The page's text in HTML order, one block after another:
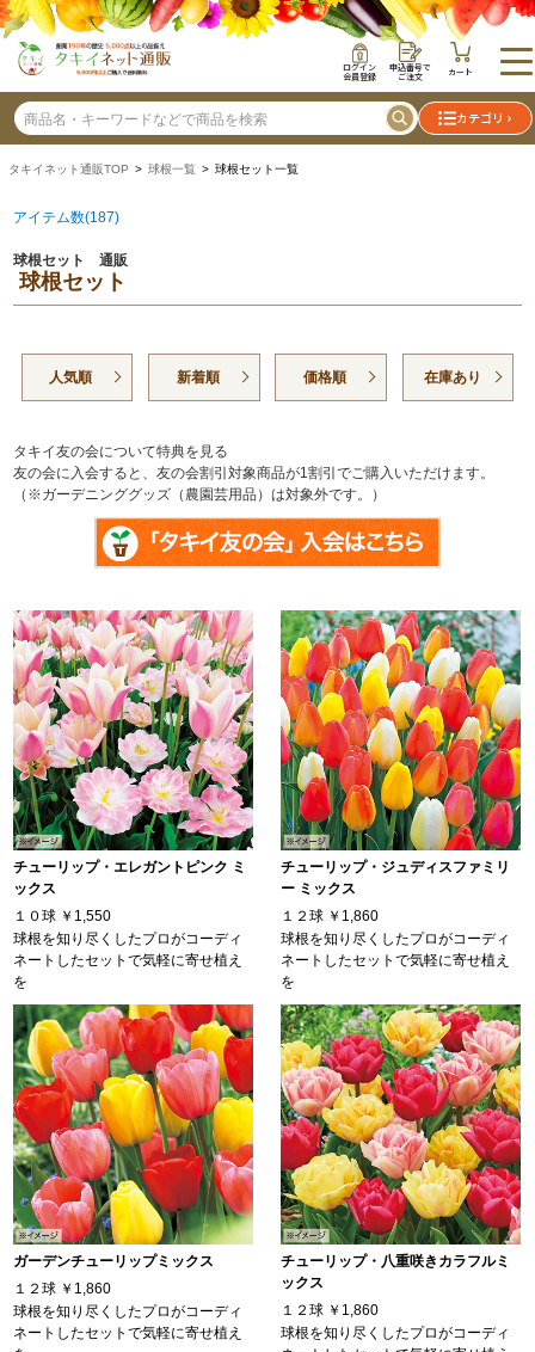
ログイン
会員登録
申込番号で
ご注文 カート
カテゴリ
タキイネット通販TOP > 球根一覧 > 球根セット一覧
アイテム数(187)
球根セット 通販
球根セット
人気順 新着順 価格順 在庫あり
タキイ友の会について特典を見る
友の会に入会すると、友の会割引対象商品が1割引でご購入いただけます。
（※ガーデニンググッズ（農園芸用品）は対象外です。）
チューリップ・エレガントピンク ミ
ックス
１０球 ￥1,550
球根を知り尽くしたプロがコーディ
ネートしたセットで気軽に寄せ植え
を
チューリップ・ジュディスファミリ
ー ミックス
１２球 ￥1,860
球根を知り尽くしたプロがコーディ
ネートしたセットで気軽に寄せ植え
を
ガーデンチューリップミックス
１２球 ￥1,860
球根を知り尽くしたプロがコーディ
ネートしたセットで気軽に寄せ植え
チューリップ・八重咲きカラフルミ
ックス
１２球 ￥1,860
球根を知り尽くしたプロがコーディ